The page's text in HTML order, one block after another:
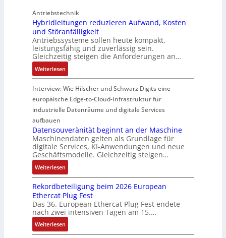
u
n
g
f
ü
r
r
a
u
e
U
m
g
e
b
u
n
g
e
n
n
d
i
e
P
r
o
d
u
k
t
i
o
n
s
a
n
a
l
y
s
e
n
g
f
ü
r
C
r
i
m
p
w
e
r
k
z
e
u
g
e
r
W
e
g
s
e
n
s
o
r
ü
b
e
r
w
a
c
h
t
t
h
e
r
m
f
f
e
r
m
o
d
u
l
e
m
i
t
2
0
u
n
d
4
0
A
Antriebstechnik
Hybridleitungen reduzieren Aufwand, Kosten
und Störanfälligkeit
Antriebssysteme sollen heute kompakt,
leistungsfähig und zuverlässig sein.
Gleichzeitig steigen die Anforderungen an…
Weiterlesen:
H
y
b
r
l
e
i
u
n
g
e
n
e
Interview: Wie Hilscher und Schwarz Digits eine
europäische Edge-to-Cloud-Infrastruktur für
industrielle Datenräume und digitale Services
aufbauen
Datensouveränität beginnt an der Maschine
Maschinendaten gelten als Grundlage für
digitale Services, KI-Anwendungen und neue
Geschäftsmodelle. Gleichzeitig steigen…
Weiterlesen:
D
a
t
e
n
s
o
Rekordbeteiligung beim 2026 European
Ethercat Plug Fest
Das 36. European Ethercat Plug Fest endete
nach zwei intensiven Tagen am 15.…
Weiterlesen:
R